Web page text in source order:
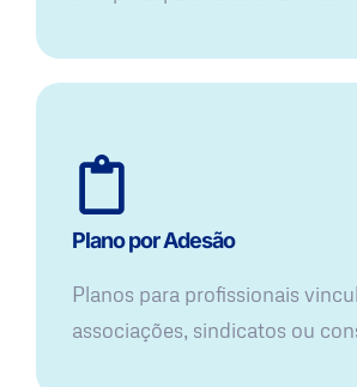
Plano por Adesão
Planos para profissionais
associações, sindicatos ou